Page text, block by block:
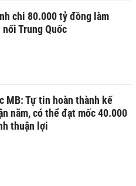
chi 80.000 tỷ đồng làm
Trung Quốc
MB: Tự tin hoàn thành kế
năm, có thể đạt mốc 40.000
thuận lợi